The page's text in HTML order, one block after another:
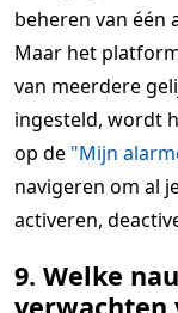
beheren van één
Maar het
van meerdere
ingesteld, wordt
op de "Mijn
navigeren om al
activeren,
9. Welke